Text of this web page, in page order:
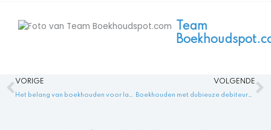
Team
Vorige
VORIGE VOLGENDE
Boekhouden met dubieuze debiteuren: tips en tricks voor het boekhouden dubieuze debiteuren